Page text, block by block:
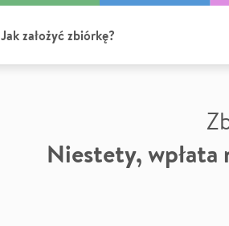
Jak założyć zbiórkę?
Niestety, wpłata